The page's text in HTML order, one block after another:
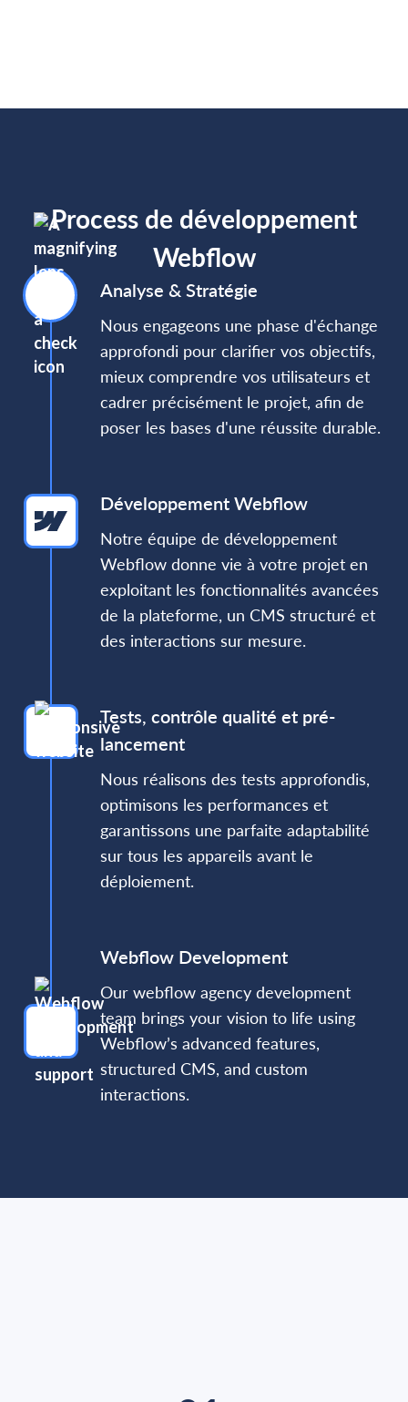
Process de développement
Webflow
Analyse & Stratégie
Nous engageons une phase d'échange
approfondi pour clarifier vos objectifs,
mieux comprendre vos utilisateurs et
cadrer précisément le projet, afin de
poser les bases d'une réussite durable.
Développement Webflow
Notre équipe de développement
Webflow donne vie à votre projet en
exploitant les fonctionnalités avancées
de la plateforme, un CMS structuré et
des interactions sur mesure.
Tests, contrôle qualité et pré-
lancement
Nous réalisons des tests approfondis,
optimisons les performances et
garantissons une parfaite adaptabilité
sur tous les appareils avant le
déploiement.
Webflow Development
Our webflow agency development
team brings your vision to life using
Webflow’s advanced features,
structured CMS, and custom
interactions.